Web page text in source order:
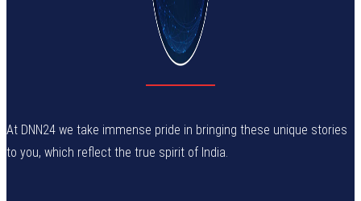
At DNN24 we take immense pride in bringing these unique stories
to you, which reflect the true spirit of India.